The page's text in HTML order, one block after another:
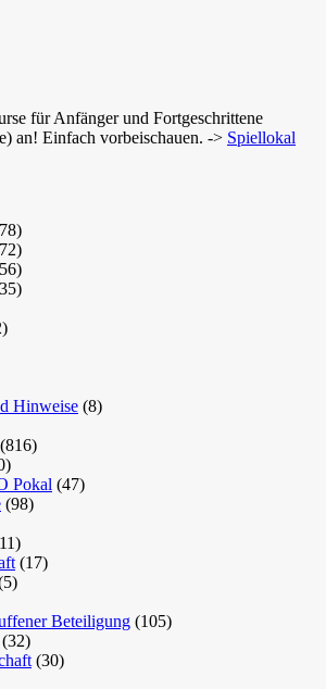
für Anfänger und Fortgeschrittene
an! Einfach vorbeischauen. -> Spiellokal
Hinweise (8)
(816)
Pokal (47)
(98)
(17)
Beteiligung (105)
(32)
(30)